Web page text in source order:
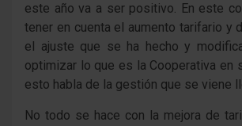
este año va a ser positivo. En este
tener en cuenta el aumento tarifario y
el ajuste que se ha hecho y
optimizar lo que es la Cooperativa en
esto habla de la gestión que se viene
No todo se hace con la mejora de